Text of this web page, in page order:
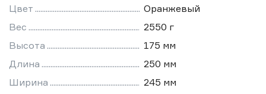
Цвет
Оранжевый
Вес
2550 г
Высота
175 мм
Длина
250 мм
Ширина
245 мм